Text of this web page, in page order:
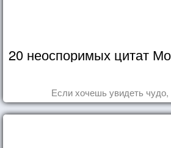
20 неоспоримых цитат
Если хочешь увидеть